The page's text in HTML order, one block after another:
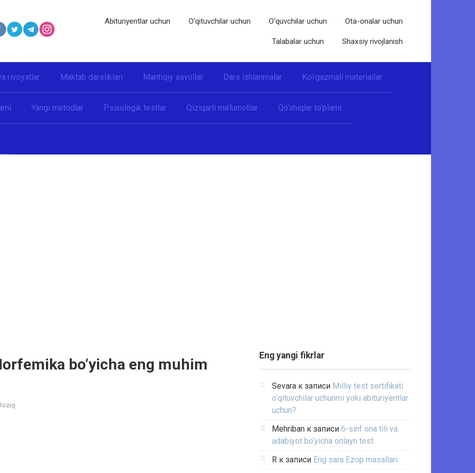
Abituriyentlar uchun O‘qituvchilar uchun O‘quvchilar uchun Ota-onalar uchun
Talabalar uchun Shaxsiy rivojlanish
rivoyatlar Maktab darsliklari Mantiqiy savollar Dars ishlanmalar Ko‘rgazmali materiallar
Yangi metodlar Psixologik testlar Qiziqarli ma’lumotlar Qo‘shiqlar to‘plami
bo‘yicha eng muhim
Eng yangi fikrlar
Sevara к записи Milliy test sertifikati
o‘qituvchilar uchunmi yoki abituriyentlar
uchun?
Mehriban к записи 6-sinf ona tili va
adabiyot bo‘yicha onlayn test
R к записи Eng sara Ezop masallari